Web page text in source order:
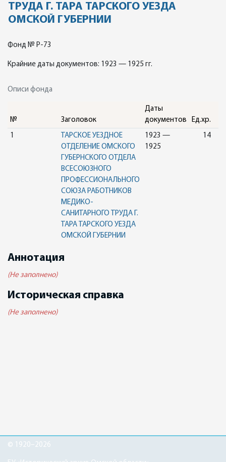
ТРУДА Г. ТАРА ТАРСКОГО УЕЗДА
ОМСКОЙ ГУБЕРНИИ
Фонд № Р-73
Крайние даты документов: 1923 — 1925 гг.
Описи фонда
№ Заголовок
Даты
документов
Ед.хр.
1
ТАРСКОЕ УЕЗДНОЕ
ОТДЕЛЕНИЕ ОМСКОГО
ГУБЕРНСКОГО ОТДЕЛА
ВСЕСОЮЗНОГО
ПРОФЕССИОНАЛЬНОГО
СОЮЗА РАБОТНИКОВ
МЕДИКО-
САНИТАРНОГО ТРУДА Г.
ТАРА ТАРСКОГО УЕЗДА
ОМСКОЙ ГУБЕРНИИ
1923 —
1925
14
Аннотация
(Не заполнено)
Историческая справка
(Не заполнено)
© 1920–2026